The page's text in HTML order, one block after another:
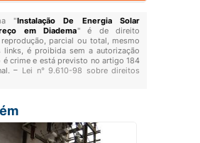
"Instalação De Energia Solar
em Diadema" é de direito
reprodução, parcial ou total, mesmo
links, é proibida sem a autorização
é crime e está previsto no artigo 184
– Lei n° 9.610-98 sobre direitos